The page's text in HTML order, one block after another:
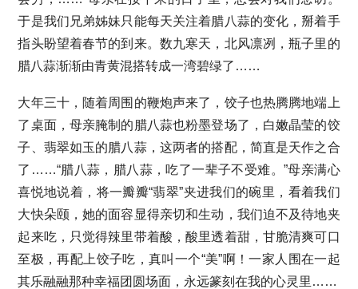
于是我们兄弟姊妹只能每天关注着腊八蒜的变化，掰着手
指头盼望着春节的到来。数九寒天，北风凛冽，瓶子里的
腊八蒜渐渐由青黄混搭转成一湾碧绿了……
大年三十，随着周围的鞭炮声来了，饺子也热腾腾地端上
了桌面，母亲腌制的腊八蒜也粉墨登场了，白嫩晶莹的饺
子、翡翠如玉的腊八蒜，这两者的搭配，简直是天作之合
了……“腊八蒜，腊八蒜，吃了一辈子不受难。”母亲满心
喜悦地说着，将一瓣瓣“翡翠”夹进我们的碗里，看着我们
大快朵颐，她的面容显得亲切和生动，我们迫不及待地夹
起来吃，只觉得辣里带着酸，酸里透着甜，甘脆清爽可口
至极，再配上饺子吃，真叫一个“美”啊！一家人围在一起
其乐融融那种幸福团圆场面，永远篆刻在我的心灵里……